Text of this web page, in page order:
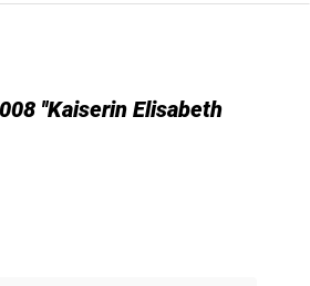
''Kaiserin Elisabeth